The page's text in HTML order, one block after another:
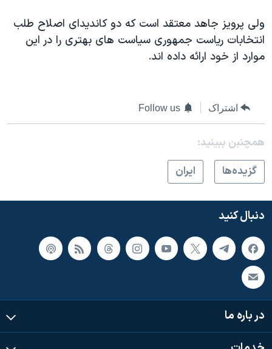
ولی پرویز جاهد معتقد است که دو کاندیدای اصلاح طلب
انتخابات ریاست جمهوری سیاست های بهتری را در این
موارد از خود ارائه داده اند.
اشتراک Follow us
همچنبن ببینید:
گزيده‌ها
ايران
دنبال کنید
در باره ما